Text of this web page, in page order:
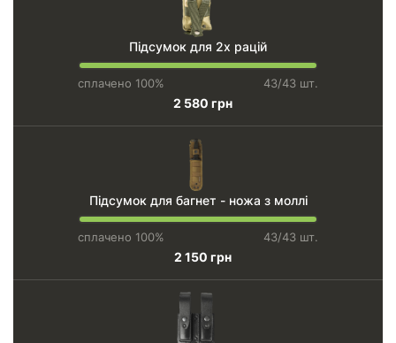
Підсумок для 2х рацій
сплачено 100% 43/43 шт.
2 580 грн
Підсумок для багнет - ножа з моллі
сплачено 100% 43/43 шт.
2 150 грн